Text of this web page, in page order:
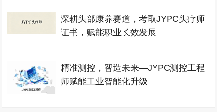
深耕头部康养赛道，考取JYPC头疗师
证书，赋能职业长效发展
精准测控，智造未来—JYPC测控工程
师赋能工业智能化升级